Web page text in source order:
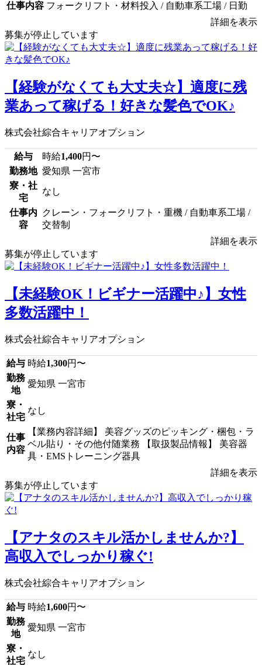
仕事内容 フォークリフト・材料投入 / 自動車系工場 / 日勤
詳細を表示
募集が停止しています
【経験がなくても大丈夫☆】適度に残
業あって稼げる！好きな髪色でOK♪
株式会社綜合キャリアオプション
給与 時給1,400円〜
勤務地 愛知県 一宮市
寮・社
宅
なし
仕事内
容
クレーン・フォークリフト・重機 / 自動車系工場 /
交替制
詳細を表示
募集が停止しています
【未経験OK！ビギナー活躍中♪】女性
多数活躍中！
株式会社綜合キャリアオプション
給与 時給1,300円〜
勤務
地
愛知県 一宮市
寮・
社宅
なし
仕事
内容
【業務内容詳細】 美容グッズのピッキング・梱包・ラ
ベル貼り・その他付随業務 【取扱製品情報】 美容器
具・EMSトレーニング器具
詳細を表示
募集が停止しています
【アナタのスキル活かしませんか?】
高収入でしっかり稼ぐ!
株式会社綜合キャリアオプション
給与 時給1,600円〜
勤務
地
愛知県 一宮市
寮・
社宅
なし